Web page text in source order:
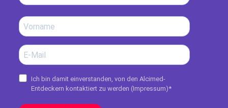
Ich bin damit einverstanden, von den Alcimed-
Entdeckern kontaktiert zu werden (Impressum)*